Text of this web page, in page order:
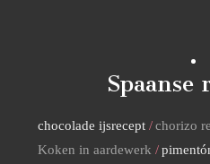
Spaanse
chocolade ijsrecept chorizo
Koken in aardewerk